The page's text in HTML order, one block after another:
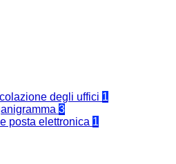
degli uffici 1
3
posta elettronica 1